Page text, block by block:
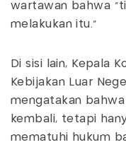
wartawan bahwa
melakukan itu."
Di sisi lain, Kepala
Kebijakan Luar
mengatakan
kembali, tetapi
mematuhi hukum